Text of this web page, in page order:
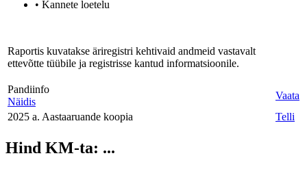
• Kannete loetelu
Raportis kuvatakse äriregistri kehtivaid andmeid vastavalt
ettevõtte tüübile ja registrisse kantud informatsioonile.
Pandiinfo
Näidis
Vaata
2025 a. Aastaaruande koopia
Telli
Hind KM-ta: ...